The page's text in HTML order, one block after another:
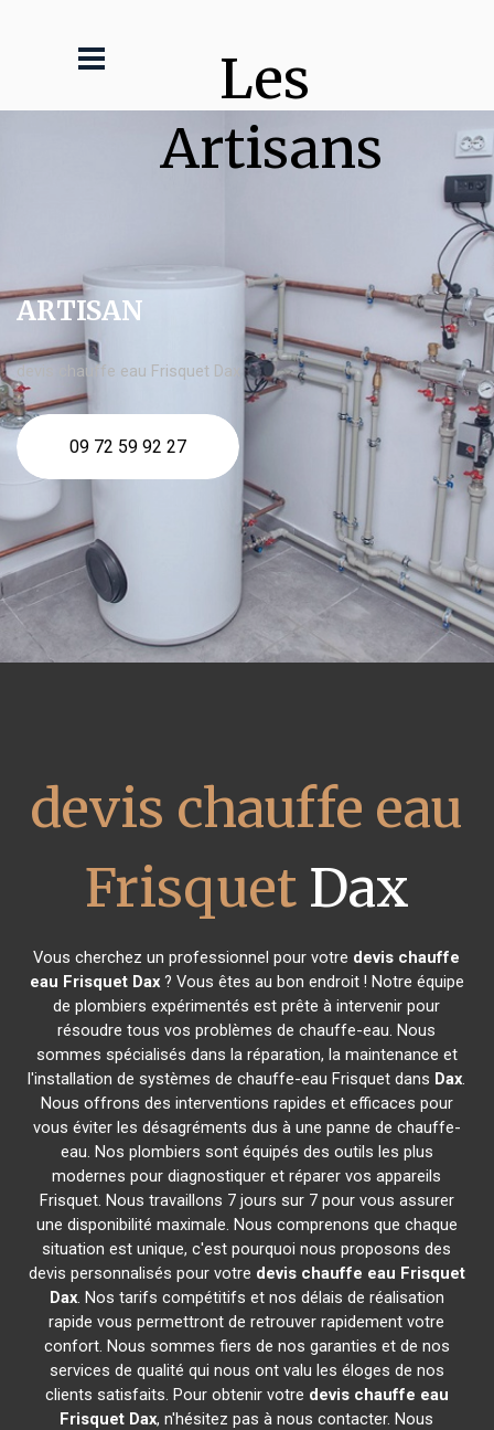
Les
Artisans
ARTISAN
devis chauffe eau Frisquet Dax
09 72 59 92 27
devis chauffe eau
FrisquetDax
Vous cherchez un professionnel pour votre devis chauffe
eau Frisquet Dax? Vous êtes au bon endroit ! Notre équipe
de plombiers expérimentés est prête à intervenir pour
résoudre tous vos problèmes de chauffe-eau. Nous
sommes spécialisés dans la réparation, la maintenance et
l'installation de systèmes de chauffe-eau Frisquet dans Dax.
Nous offrons des interventions rapides et efficaces pour
vous éviter les désagréments dus à une panne de chauffe-
eau. Nos plombiers sont équipés des outils les plus
modernes pour diagnostiquer et réparer vos appareils
Frisquet. Nous travaillons 7 jours sur 7 pour vous assurer
une disponibilité maximale. Nous comprenons que chaque
situation est unique, c'est pourquoi nous proposons des
devis personnalisés pour votre devis chauffe eau Frisquet
Dax. Nos tarifs compétitifs et nos délais de réalisation
rapide vous permettront de retrouver rapidement votre
confort. Nous sommes fiers de nos garanties et de nos
services de qualité qui nous ont valu les éloges de nos
clients satisfaits. Pour obtenir votre devis chauffe eau
Frisquet Dax, n'hésitez pas à nous contacter. Nous